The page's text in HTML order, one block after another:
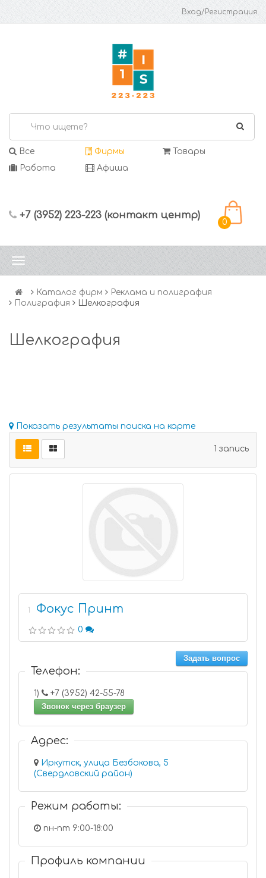
Вход/Регистрация
Все Фирмы
Товары
Работа
Афиша
+7 (3952) 223-223 (контакт центр)
0
Каталог фирм
Реклама и полиграфия
Полиграфия
Шелкография
Шелкография
Показать результаты поиска на карте
1 запись
1 Фокус Принт
0
Задать вопрос
Телефон:
1)
+7 (3952) 42-55-78
Звонок через браузер
Адрес:
Иркутск, улица Безбокова, 5
(Свердловский район)
Режим работы:
пн-пт 9:00-18:00
Профиль компании